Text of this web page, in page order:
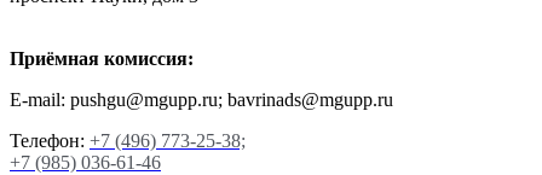
Приёмная комиссия:
E-mail: pushgu@mgupp.ru; bavrinads@mgupp.ru
Телефон: +7 (496) 773-25-38;
+7 (985) 036-61-46